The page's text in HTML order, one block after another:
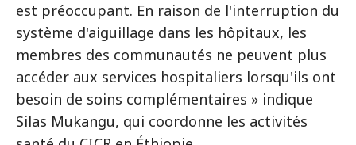
est préoccupant. En raison de l'interruption du
système d'aiguillage dans les hôpitaux, les
membres des communautés ne peuvent plus
accéder aux services hospitaliers lorsqu'ils ont
besoin de soins complémentaires » indique
Silas Mukangu, qui coordonne les activités